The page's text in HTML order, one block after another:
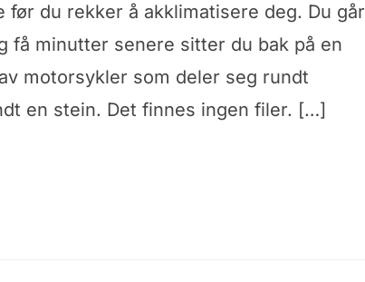
før du rekker å akklimatisere deg. Du går
få minutter senere sitter du bak på en
motorsykler som deler seg rundt
en stein. Det finnes ingen filer. […]